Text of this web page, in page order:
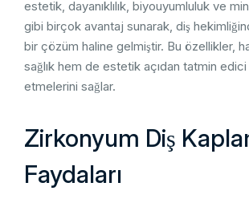
estetik, dayanıklılık, biyouyumluluk ve
gibi birçok avantaj sunarak, diş
bir çözüm haline gelmiştir. Bu özellikler,
sağlık hem de estetik açıdan tatmin
etmelerini sağlar.
Zirkonyum Diş
Faydaları